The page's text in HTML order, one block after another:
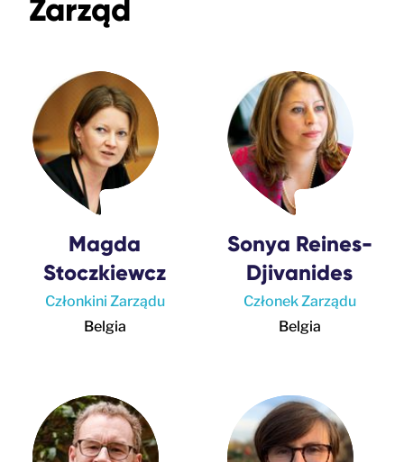
Zarząd
Magda
Stoczkiewcz
Członkini Zarządu
Belgia
Sonya Reines-
Djivanides
Członek Zarządu
Belgia